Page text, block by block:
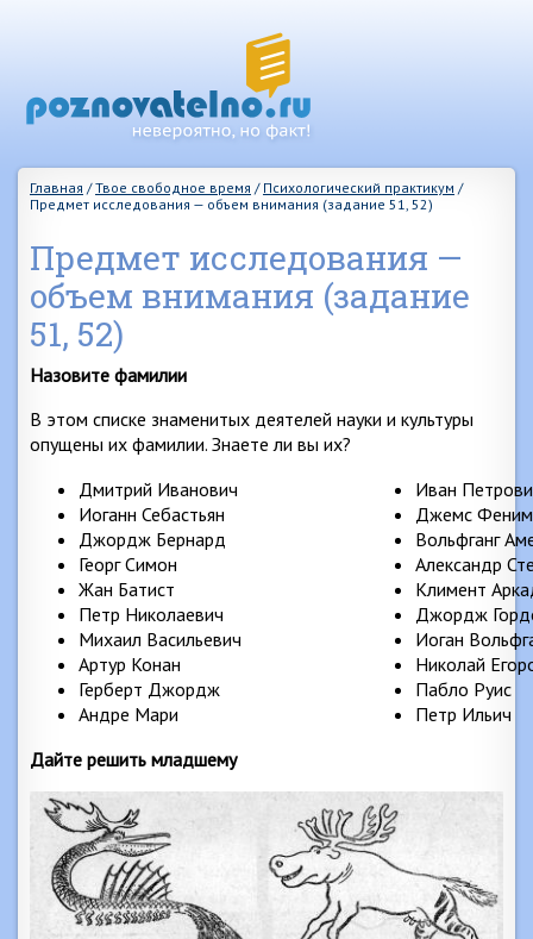
Главная /Твое свободное время / Психологический практикум /
Предмет исследования — объем внимания (задание 51, 52)
Предмет исследования —
объем внимания (задание
51, 52)
Назовите фамилии
В этом списке знаменитых деятелей науки и культуры
опущены их фамилии. Знаете ли вы их?
Дмитрий Иванович
Иоганн Себастьян
Джордж Бернард
Георг Симон
Жан Батист
Петр Николаевич
Михаил Васильевич
Артур Конан
Герберт Джордж
Андре Мари
Иван
Джемс
Вольфганг
Александр
Климент
Джордж
Иоган
Николай
Пабло Руис
Петр Ильич
Дайте решить младшему